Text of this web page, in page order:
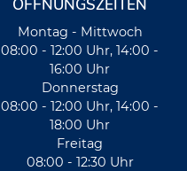
ÖFFNUNGSZEITEN
Montag - Mittwoch
08:00 - 12:00 Uhr, 14:00 -
16:00 Uhr
Donnerstag
08:00 - 12:00 Uhr, 14:00 -
18:00 Uhr
Freitag
08:00 - 12:30 Uhr